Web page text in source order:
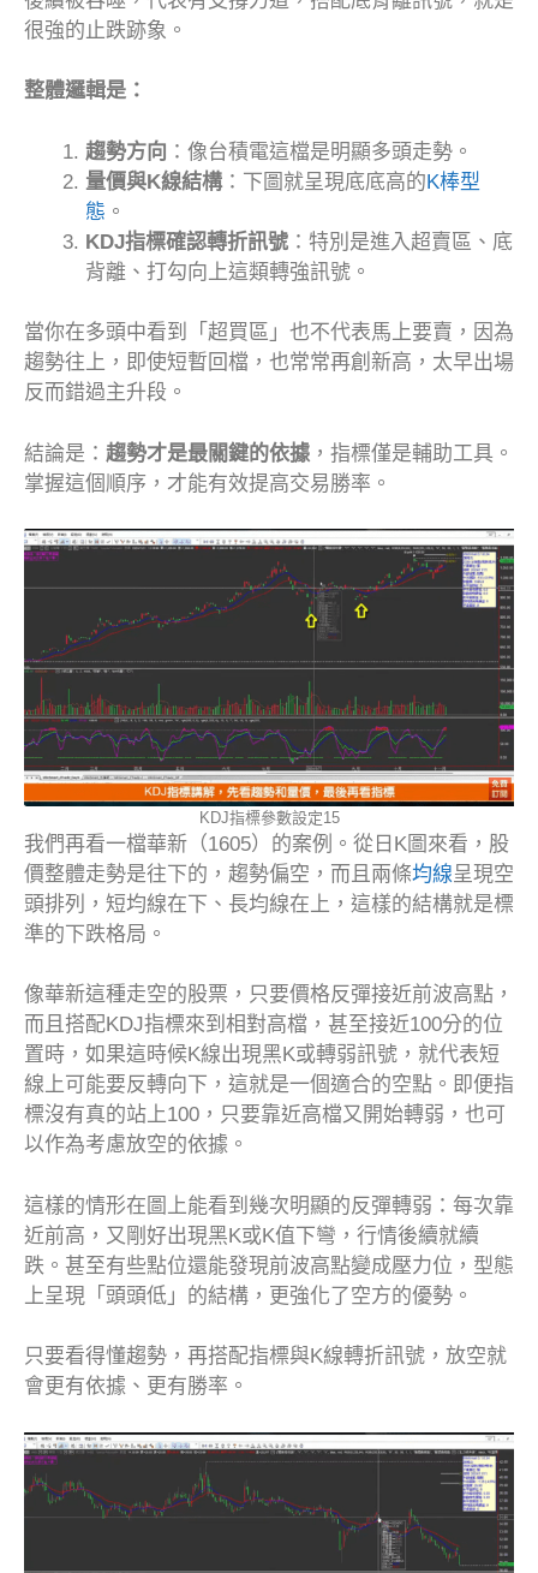
很強的止跌跡象。
整體邏輯是：
趨勢方向 ：像台積電這檔是明顯多頭走勢。
量價與K線結構：下圖就呈現底底高的K棒型
態 。
KDJ指標確認轉折訊號 ：特別是進入超賣區、底
背離、打勾向上這類轉強訊號。
當你在多頭中看到「超買區」也不代表馬上要賣，因為
趨勢往上，即使短暫回檔，也常常再創新高，太早出場
反而錯過主升段。
結論是： 趨勢才是最關鍵的依據 ，指標僅是輔助工具。
掌握這個順序，才能有效提高交易勝率。
KDJ指標參數設定15
我們再看一檔華新（1605）的案例。從日K圖來看，股
價整體走勢是往下的，趨勢偏空，而且兩條均線呈現空
頭排列，短均線在下、長均線在上，這樣的結構就是標
準的下跌格局。
像華新這種走空的股票，只要價格反彈接近前波高點，
而且搭配KDJ指標來到相對高檔，甚至接近100分的位
置時，如果這時候K線出現黑K或轉弱訊號，就代表短
線上可能要反轉向下，這就是一個適合的空點。即便指
標沒有真的站上100，只要靠近高檔又開始轉弱，也可
以作為考慮放空的依據。
這樣的情形在圖上能看到幾次明顯的反彈轉弱：每次靠
近前高，又剛好出現黑K或K值下彎，行情後續就續
跌。甚至有些點位還能發現前波高點變成壓力位，型態
上呈現「頭頭低」的結構，更強化了空方的優勢。
只要看得懂趨勢，再搭配指標與K線轉折訊號，放空就
會更有依據、更有勝率。